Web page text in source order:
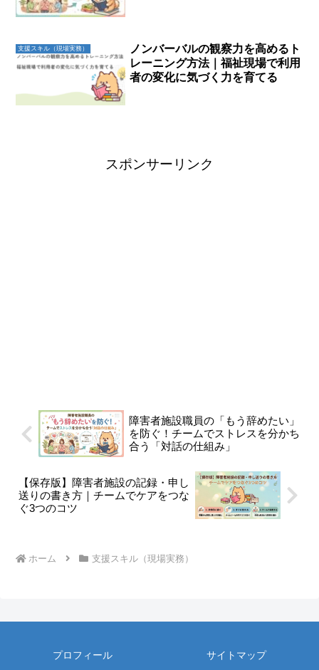
支援スキル（現場実務）
ノンバーバルの観察力を高めるト
レーニング方法｜福祉現場で利用
者の変化に気づく力を育てる
スポンサーリンク
障害者施設職員の「もう辞めたい」
を防ぐ！チームでストレスを分かち
合う「対話の仕組み」
【保存版】障害者施設の記録・申し
送りの書き方｜チームでケアをつな
ぐ3つのコツ
ホーム 支援スキル（現場実務）
プロフィール サイトマップ